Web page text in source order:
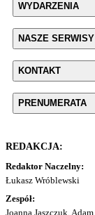
WYDARZENIA
NASZE SERWISY
KONTAKT
PRENUMERATA
REDAKCJA:
Redaktor Naczelny:
Łukasz Wróblewski
Zespół:
Joanna Jaszczuk,